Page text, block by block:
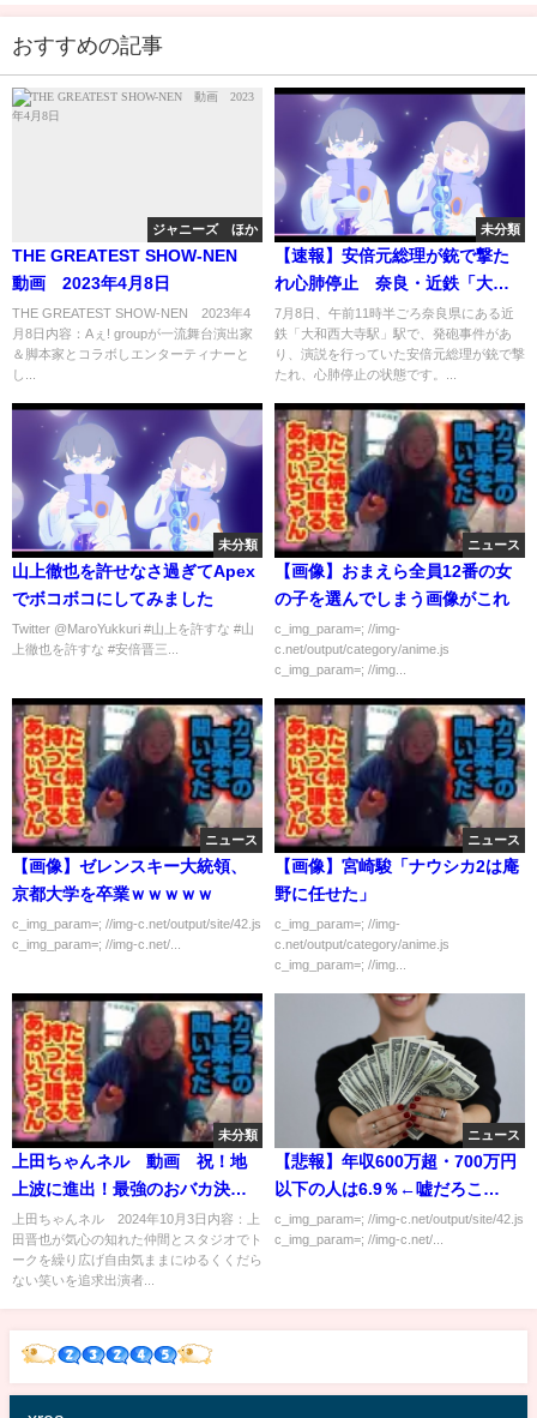
おすすめの記事
ジャニーズ ほか
THE GREATEST SHOW-NEN
動画 2023年4月8日
THE GREATEST SHOW-NEN 2023年4
月8日内容：Aぇ! groupが一流舞台演出家
＆脚本家とコラボしエンターティナーと
し...
未分類
【速報】安倍元総理が銃で撃た
れ心肺停止 奈良・近鉄「大和
西大寺駅前」で演説中 40代の
男の身柄を確保（2022年7月8
日）
7月8日、午前11時半ごろ奈良県にある近
鉄「大和西大寺駅」駅で、発砲事件があ
り、演説を行っていた安倍元総理が銃で撃
たれ、心肺停止の状態です。...
未分類
山上徹也を許せなさ過ぎてApex
でボコボコにしてみました
Twitter @MaroYukkuri #山上を許すな #山
上徹也を許すな #安倍晋三...
ニュース
【画像】おまえら全員12番の女
の子を選んでしまう画像がこれ
c_img_param=; //img-
c.net/output/category/anime.js
c_img_param=; //img...
ニュース
【画像】ゼレンスキー大統領、
京都大学を卒業ｗｗｗｗｗ
c_img_param=; //img-c.net/output/site/42.js
c_img_param=; //img-c.net/...
ニュース
【画像】宮崎駿「ナウシカ2は庵
野に任せた」
c_img_param=; //img-
c.net/output/category/anime.js
c_img_param=; //img...
未分類
上田ちゃんネル 動画 祝！地
上波に進出！最強のおバカ決定
戦SP 10月3日
上田ちゃんネル 2024年10月3日内容：上
田晋也が気心の知れた仲間とスタジオでト
ークを繰り広げ自由気ままにゆるくくだら
ない笑いを追求出演者...
ニュース
【悲報】年収600万超・700万円
以下の人は6.9％←嘘だろこ
れ・・・
c_img_param=; //img-c.net/output/site/42.js
c_img_param=; //img-c.net/...